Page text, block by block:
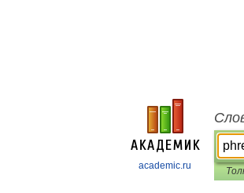
academic.ru